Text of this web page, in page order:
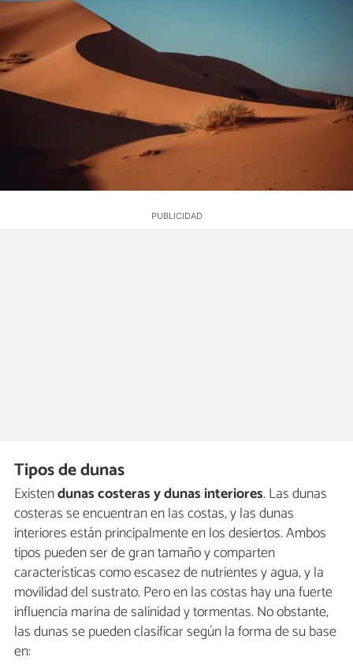
Tipos de dunas
Existendunas costeras y dunas interiores. Las dunas
costeras se encuentran en las costas, y las dunas
interiores están principalmente en los desiertos. Ambos
tipos pueden ser de gran tamaño y comparten
características como escasez de nutrientes y agua, y la
movilidad del sustrato. Pero en las costas hay una fuerte
influencia marina de salinidad y tormentas. No obstante,
las dunas se pueden clasificar según la forma de su base
en: